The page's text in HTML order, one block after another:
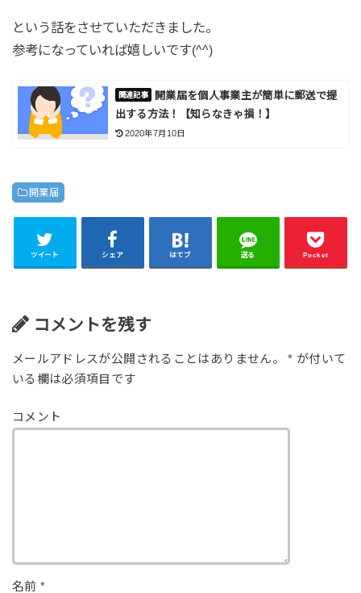
という話をさせていただきました。
参考になっていれば嬉しいです(^^)
開業届を個人事業主が簡単に郵送で提
出する方法！【知らなきゃ損！】
2020年7月10日
開業届
ツイート シェア はてブ 送る Pocket
コメントを残す
メールアドレスが公開されることはありません。 * が付いて
いる欄は必須項目です
コメント
名前 *